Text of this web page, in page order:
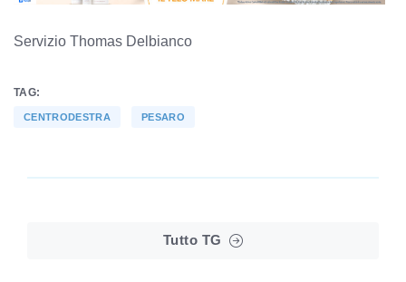
Servizio Thomas Delbianco
TAG:
CENTRODESTRA PESARO
Tutto TG